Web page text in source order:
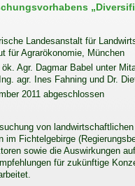
Landesanstalt für
für Agrarökonomie, München
ök. Agr. Dagmar Babel unter
agr. Ines Fahning und Dr.
2011 abgeschlossen
von
im Fichtelgebirge
sowie die Auswirkungen
für zukünftige